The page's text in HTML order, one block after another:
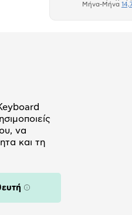
Μήνα-Μήνα
να
και τη
Πληροφορίες